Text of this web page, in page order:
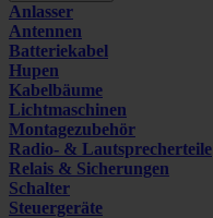
Anlasser
Antennen
Batteriekabel
Hupen
Kabelbäume
Lichtmaschinen
Montagezubehör
Radio- & Lautsprecherteile
Relais & Sicherungen
Schalter
Steuergeräte